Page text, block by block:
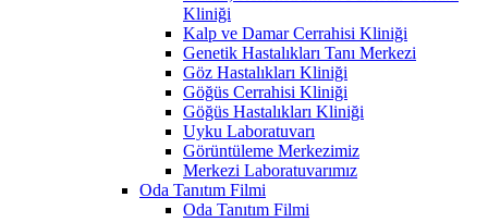
Kliniği
Kalp ve Damar Cerrahisi Kliniği
Genetik Hastalıkları Tanı Merkezi
Göz Hastalıkları Kliniği
Göğüs Cerrahisi Kliniği
Göğüs Hastalıkları Kliniği
Uyku Laboratuvarı
Görüntüleme Merkezimiz
Merkezi Laboratuvarımız
Oda Tanıtım Filmi
Oda Tanıtım Filmi